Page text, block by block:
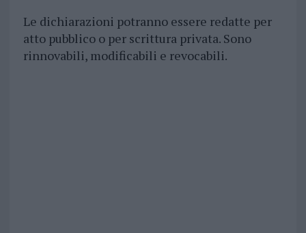
Le dichiarazioni potranno essere redatte per
atto pubblico o per scrittura privata. Sono
rinnovabili, modificabili e revocabili.